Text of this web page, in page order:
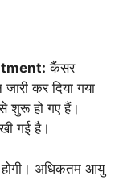
कैंसर
कर दिया गया
शुरू हो गए हैं।
गई है।
होगी। अधिकतम आयु